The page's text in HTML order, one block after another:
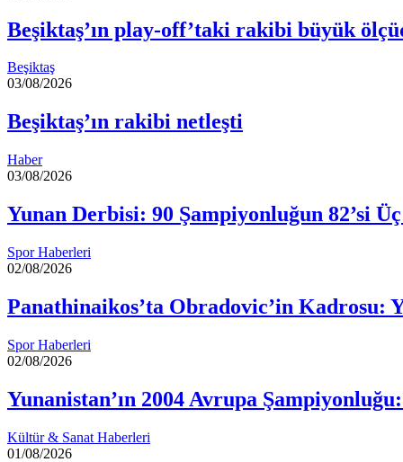
Beşiktaş’ın play-off’taki rakibi büyük
Beşiktaş
03/08/2026
Beşiktaş’ın rakibi netleşti
Haber
03/08/2026
Yunan Derbisi: 90 Şampiyonluğun 82’si
Spor Haberleri
02/08/2026
Panathinaikos’ta Obradovic’in Kadrosu:
Spor Haberleri
02/08/2026
Yunanistan’ın 2004 Avrupa
Kültür & Sanat Haberleri
01/08/2026